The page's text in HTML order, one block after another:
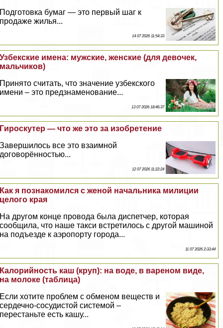
Подготовка бумаг — это первый шаг к
продаже жилья...
14 07 2026 11:54:33
Узбекские имена: мужские, женские (для девочек,
мальчиков)
Принято считать, что значение узбекского
имени – это предзнаменование...
13 07 2026 18:46:37
Гироскутер — что же это за изобретение
Завершилось все это взаимной
договорённостью...
12 07 2026 11:22:24
Как я познакомился с женой начальника милиции
целого края
На другом конце провода была диспетчер, которая
сообщила, что наше такси встретилось с другой машиной
на подъезде к аэропорту города...
11 07 2026 2:33:44
Калорийность каш (круп): на воде, в вареном виде,
на молоке (таблица)
Если хотите проблем с обменом веществ и
сердечно-сосудистой системой –
перестаньте есть кашу...